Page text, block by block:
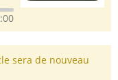
sera de nouveau